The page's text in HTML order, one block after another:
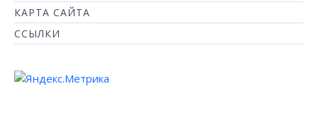
КАРТА САЙТА
ССЫЛКИ